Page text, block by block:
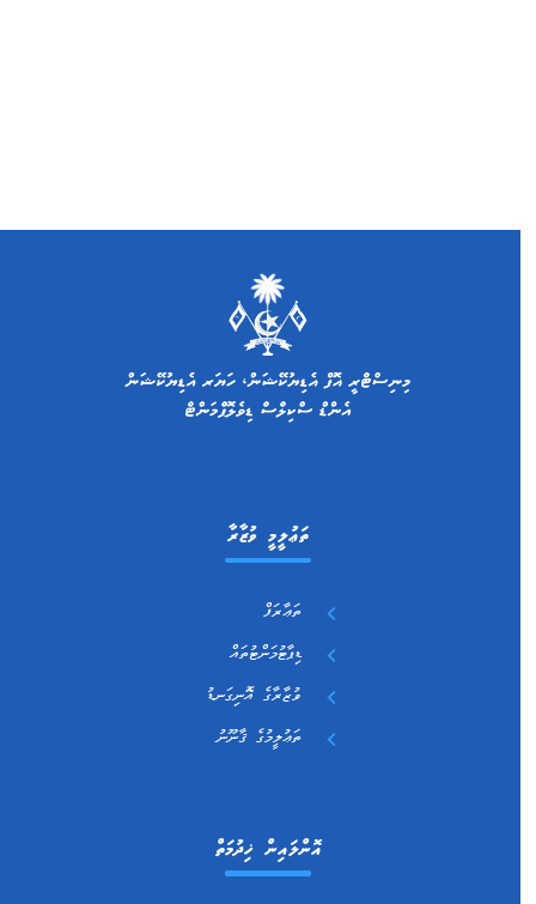
ތަޢުލީމީ ވުޒާރާ
ތަޢާރަފް
ޑިޕާޓުމަންޓުތައް
ވުޒާރާގެ އޮނިގަނޑު
ތަޢުލީމުގެ ޤާނޫނު
އޮންލައިން ޚިދުމަތް